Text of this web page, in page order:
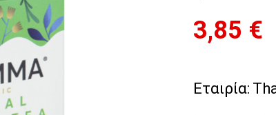
3,85 €
Εταιρία: